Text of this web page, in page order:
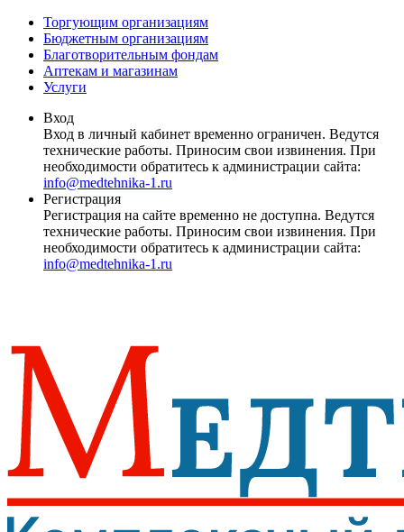
Торгующим организациям
Бюджетным организациям
Благотворительным фондам
Аптекам и магазинам
Услуги
Вход
Вход в личный кабинет временно ограничен. Ведутся
технические работы. Приносим свои извинения. При
необходимости обратитесь к администрации сайта:
info@medtehnika-1.ru
Регистрация
Регистрация на сайте временно не доступна. Ведутся
технические работы. Приносим свои извинения. При
необходимости обратитесь к администрации сайта:
info@medtehnika-1.ru